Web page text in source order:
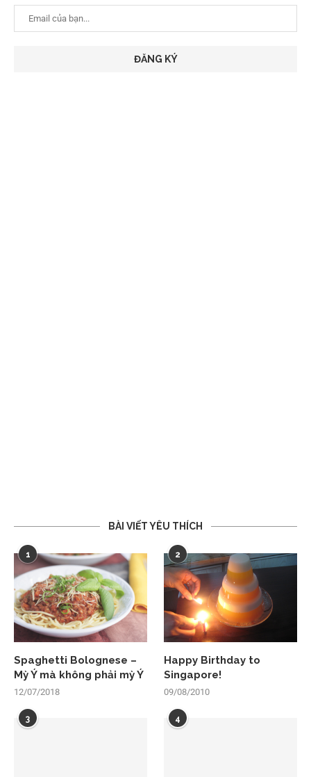
BÀI VIẾT YÊU THÍCH
1
Spaghetti Bolognese –
Mỳ Ý mà không phải mỳ Ý
12/07/2018
2
Happy Birthday to
Singapore!
09/08/2010
3 4